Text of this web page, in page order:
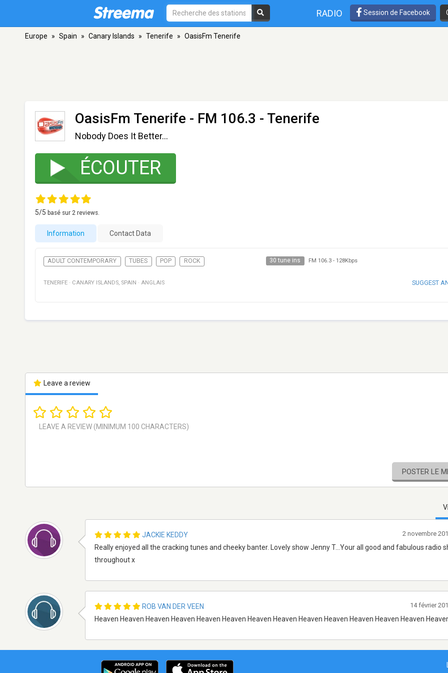
RADIO Session de Facebook
Europe » Spain » Canary Islands » Tenerife » OasisFm Tenerife
OasisFm Tenerife - FM 106.3 - Tenerife
Nobody Does It Better...
ÉCOUTER
5/5 basé sur 2 reviews.
Information Contact Data
ADULT CONTEMPORARY TUBES POP ROCK 30 tune ins FM 106.3- 128Kbps
TENERIFE · CANARY ISLANDS, SPAIN · ANGLAIS SUGGEST
Leave a review
POSTER LE
JACKIE KEDDY
Really enjoyed all the cracking tunes and cheeky banter. Lovely show Jenny T...Your all good and fabulous radio
throughout x
2 novembre
ROB VAN DER VEEN
Heaven Heaven Heaven Heaven Heaven Heaven Heaven Heaven Heaven Heaven Heaven Heaven Heaven
14 février